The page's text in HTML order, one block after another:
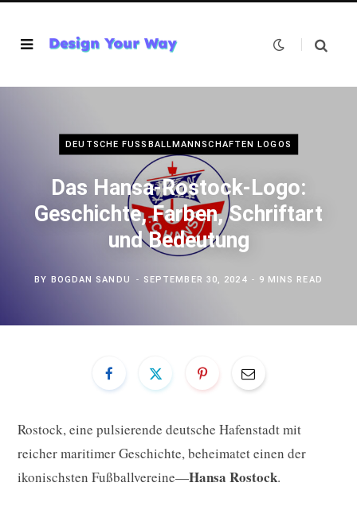
DEUTSCHE FUSSBALLMANNSCHAFTEN LOGOS
Das Hansa-Rostock-Logo:
Geschichte, Farben, Schriftart
und Bedeutung
BY BOGDAN SANDU SEPTEMBER 30, 2024 9 MINS READ
Rostock, eine pulsierende deutsche Hafenstadt mit
reicher maritimer Geschichte, beheimatet einen der
ikonischsten Fußballvereine—Hansa Rostock.